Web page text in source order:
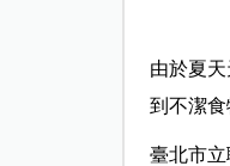
由於夏
到不潔食
臺北市